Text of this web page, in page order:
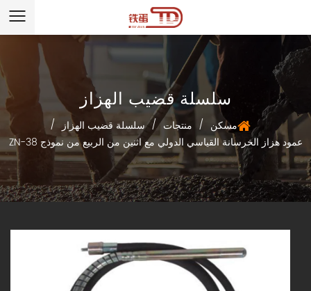
سلسلة قضيب الهزاز
مسكن / منتجات / سلسلة قضيب الهزاز /
عمود هزاز الخرسانة القياسي الدولي مع اثنين من الربيع من نموذج ZN-38